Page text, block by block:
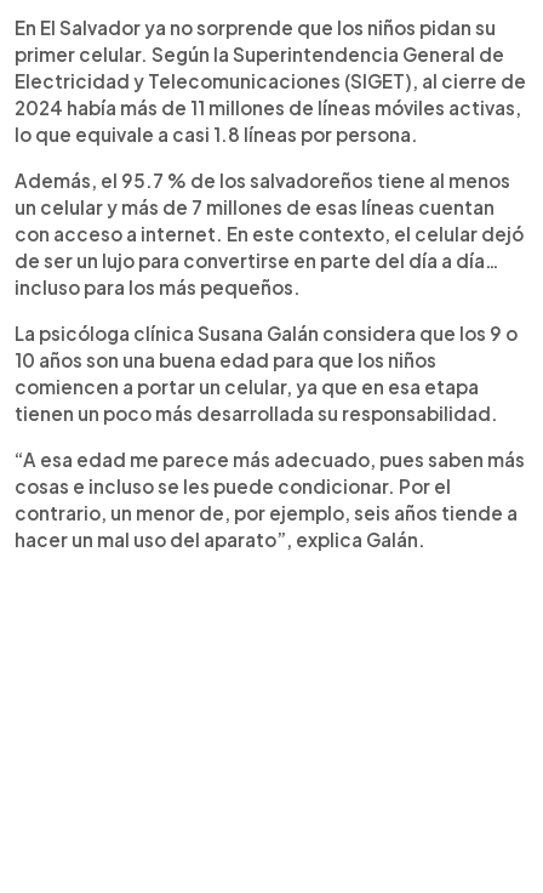
► Escuchar artículo
En El Salvador, casi todos los hogares tienen al
menos un celular, lo que plantea a los padres la
duda de cuándo dar el primero a sus hijos. Según
la psicóloga Susana Galán, la edad recomendada
es entre los 9 y 10 años, cuando los niños
comienzan a mostrar mayor responsabilidad. Los
motivos principales son seguridad y
comunicación, aunque también hay riesgos como
ciberacoso, adicción o acceso a contenido
inapropiado. Los expertos sugieren empezar con
un celular básico, en modalidad prepago,
acompañado de normas claras, supervisión
constante y diálogo familiar para garantizar un uso
responsable y seguro.
En El Salvador ya no sorprende que los niños pidan su
primer celular. Según la Superintendencia General de
Electricidad y Telecomunicaciones (SIGET), al cierre de
2024 había más de 11 millones de líneas móviles activas,
lo que equivale a casi 1.8 líneas por persona.
Además, el 95.7 % de los salvadoreños tiene al menos
un celular y más de 7 millones de esas líneas cuentan
con acceso a internet. En este contexto, el celular dejó
de ser un lujo para convertirse en parte del día a día…
incluso para los más pequeños.
La psicóloga clínica Susana Galán considera que los 9 o
10 años son una buena edad para que los niños
comiencen a portar un celular, ya que en esa etapa
tienen un poco más desarrollada su responsabilidad.
“A esa edad me parece más adecuado, pues saben más
cosas e incluso se les puede condicionar. Por el
contrario, un menor de, por ejemplo, seis años tiende a
hacer un mal uso del aparato”, explica Galán.